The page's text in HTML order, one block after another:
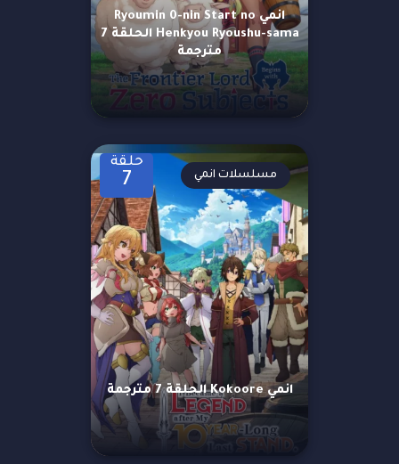
انمي Ryoumin 0-nin Start no
Henkyou Ryoushu-sama الحلقة 7
مترجمة
حلقة
7
انمي Kokoore الحلقة 7 مترجمة
مسلسلات انمي